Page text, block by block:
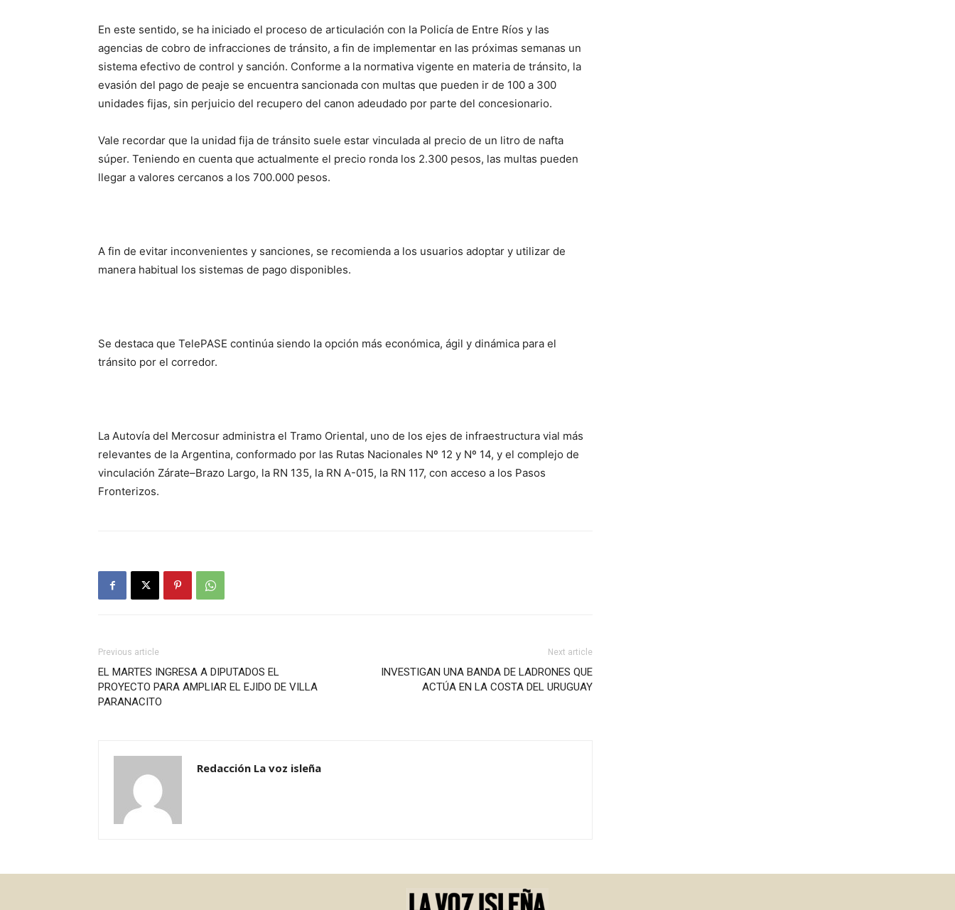
En este sentido, se ha iniciado el proceso de articulación con la Policía de Entre Ríos y las
agencias de cobro de infracciones de tránsito, a fin de implementar en las próximas semanas un
sistema efectivo de control y sanción. Conforme a la normativa vigente en materia de tránsito, la
evasión del pago de peaje se encuentra sancionada con multas que pueden ir de 100 a 300
unidades fijas, sin perjuicio del recupero del canon adeudado por parte del concesionario.
Vale recordar que la unidad fija de tránsito suele estar vinculada al precio de un litro de nafta
súper. Teniendo en cuenta que actualmente el precio ronda los 2.300 pesos, las multas pueden
llegar a valores cercanos a los 700.000 pesos.
A fin de evitar inconvenientes y sanciones, se recomienda a los usuarios adoptar y utilizar de
manera habitual los sistemas de pago disponibles.
Se destaca que TelePASE continúa siendo la opción más económica, ágil y dinámica para el
tránsito por el corredor.
La Autovía del Mercosur administra el Tramo Oriental, uno de los ejes de infraestructura vial más
relevantes de la Argentina, conformado por las Rutas Nacionales Nº 12 y Nº 14, y el complejo de
vinculación Zárate–Brazo Largo, la RN 135, la RN A-015, la RN 117, con acceso a los Pasos
Fronterizos.
Previous article
EL MARTES INGRESA A DIPUTADOS EL
PROYECTO PARA AMPLIAR EL EJIDO DE VILLA
PARANACITO
Next article
INVESTIGAN UNA BANDA DE LADRONES QUE
ACTÚA EN LA COSTA DEL URUGUAY
Redacción La voz isleña